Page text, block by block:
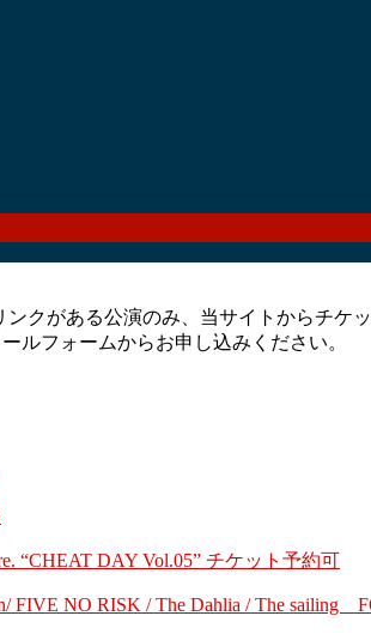
ンクがある公演のみ、当サイトからチケ
ルフォームからお申し込みください。
“CHEAT DAY Vol.05” チケット予約可
FIVE NO RISK / The Dahlia / The sailing